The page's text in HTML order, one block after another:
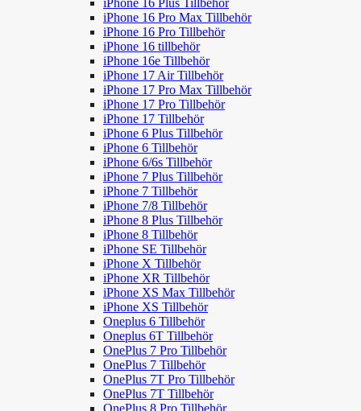
iPhone 16 Plus Tillbehör
iPhone 16 Pro Max Tillbehör
iPhone 16 Pro Tillbehör
iPhone 16 tillbehör
iPhone 16e Tillbehör
iPhone 17 Air Tillbehör
iPhone 17 Pro Max Tillbehör
iPhone 17 Pro Tillbehör
iPhone 17 Tillbehör
iPhone 6 Plus Tillbehör
iPhone 6 Tillbehör
iPhone 6/6s Tillbehör
iPhone 7 Plus Tillbehör
iPhone 7 Tillbehör
iPhone 7/8 Tillbehör
iPhone 8 Plus Tillbehör
iPhone 8 Tillbehör
iPhone SE Tillbehör
iPhone X Tillbehör
iPhone XR Tillbehör
iPhone XS Max Tillbehör
iPhone XS Tillbehör
Oneplus 6 Tillbehör
Oneplus 6T Tillbehör
OnePlus 7 Pro Tillbehör
OnePlus 7 Tillbehör
OnePlus 7T Pro Tillbehör
OnePlus 7T Tillbehör